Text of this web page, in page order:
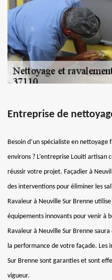
Entreprise de
Besoin d’un spécialiste en nettoyage
environs ? L’entreprise Louiti
réussir votre projet. Façadier à
des interventions pour éliminer les
Ravaleur à Neuville Sur Brenne
équipements innovants pour venir à
Ravaleur à Neuville Sur Brenne
la performance de votre façade. Les
Sur Brenne sont garanties et sont
vigueur.